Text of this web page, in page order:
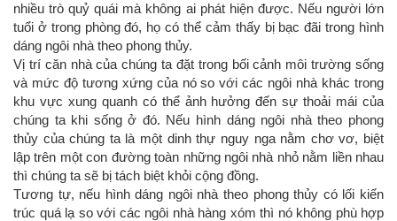
nhiều trò quỷ quái mà không ai phát hiện được. Nếu người lớn
tuổi ở trong phòng đó, họ có thể cảm thấy bị bạc đãi trong hình
dáng ngôi nhà theo phong thủy.
Vị trí căn nhà của chúng ta đặt trong bối cảnh môi trường sống
và mức độ tương xứng của nó so với các ngôi nhà khác trong
khu vực xung quanh có thể ảnh hưởng đến sự thoải mái của
chúng ta khi sống ở đó. Nếu hình dáng ngôi nhà theo phong
thủy của chúng ta là một dinh thự nguy nga nằm chơ vơ, biệt
lập trên một con đường toàn những ngôi nhà nhỏ nằm liền nhau
thì chúng ta sẽ bị tách biệt khỏi cộng đồng.
Tương tự, nếu hình dáng ngôi nhà theo phong thủy có lối kiến
trúc quá lạ so với các ngôi nhà hàng xóm thì nó không phù hợp